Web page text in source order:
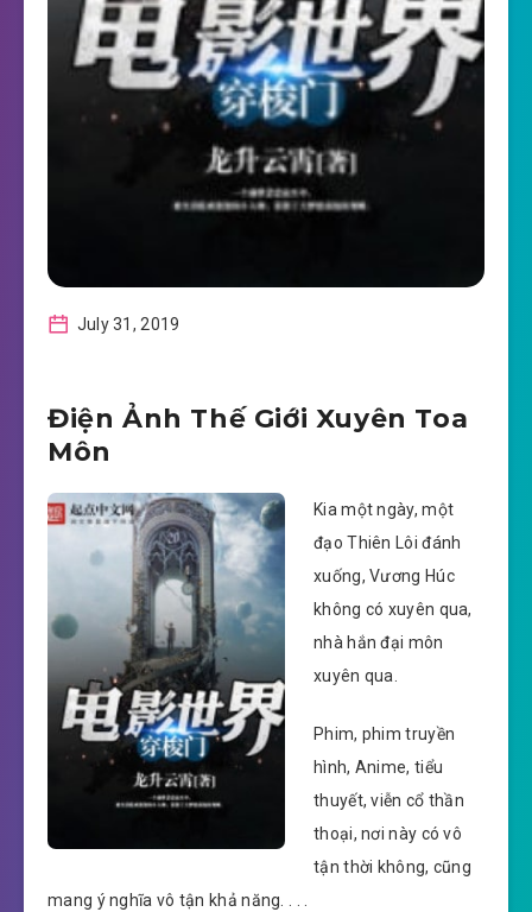
July 31, 2019
Điện Ảnh Thế Giới Xuyên Toa
Môn
Kia một ngày, một
đạo Thiên Lôi đánh
xuống, Vương Húc
không có xuyên qua,
nhà hắn đại môn
xuyên qua.
Phim, phim truyền
hình, Anime, tiểu
thuyết, viễn cổ thần
thoại, nơi này có vô
tận thời không, cũng
mang ý nghĩa vô tận khả năng. . . .